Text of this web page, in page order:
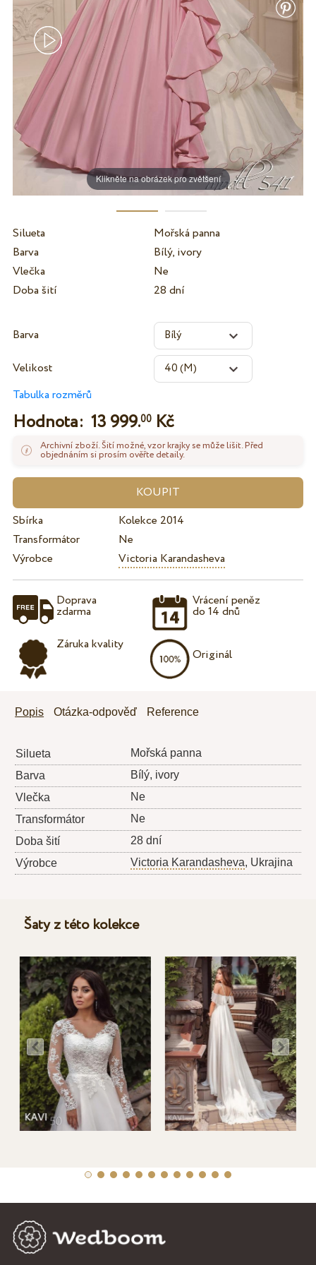
Klikněte na obrázek pro zvětšení
Silueta
Mořská panna
Barva
Bílý, ivory
Vlečka
Ne
Doba šití
28 dní
Barva
Velikost
Tabulka rozměrů
Hodnota: 13 999.00Kč
Archivní zboží. Šití možné, vzor krajky se může lišit. Před
objednáním si prosím ověřte detaily.
Sbírka
Kolekce 2014
Transformátor
Ne
Výrobce
Victoria Karandasheva
Doprava
zdarma
Záruka kvality
Vrácení peněz
do 14 dnů
Originál
Popis Otázka-odpověď Reference
Silueta
Mořská panna
Barva
Bílý, ivory
Vlečka
Ne
Transformátor
Ne
Doba šití
28 dní
Výrobce
Victoria Karandasheva, Ukrajina
Šaty z této kolekce